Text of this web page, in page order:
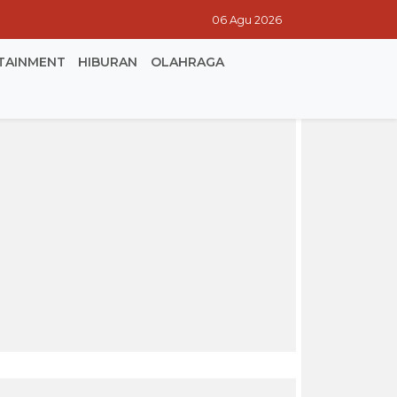
06 Agu 2026
HIBURAN OLAHRAGA